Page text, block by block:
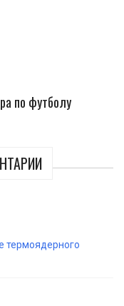
по футболу
термоядерного